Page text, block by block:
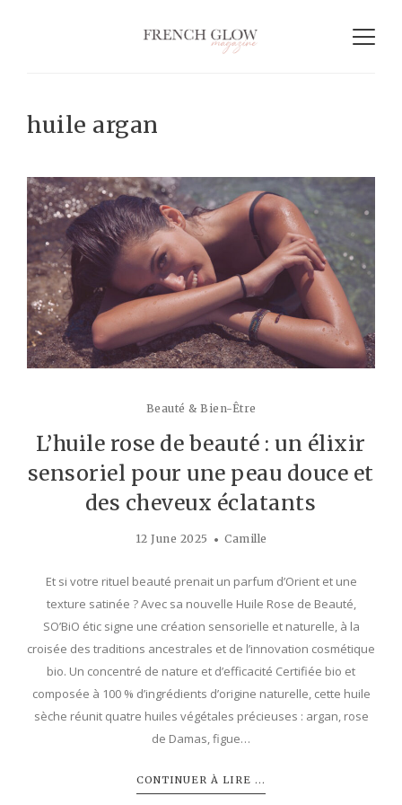
huile argan
Beauté & Bien-Être
L’huile rose de beauté : un élixir
sensoriel pour une peau douce et
des cheveux éclatants
12 June 2025 Camille
Et si votre rituel beauté prenait un parfum d’Orient et une
texture satinée ? Avec sa nouvelle Huile Rose de Beauté,
SO’BiO étic signe une création sensorielle et naturelle, à la
croisée des traditions ancestrales et de l’innovation cosmétique
bio. Un concentré de nature et d’efficacité Certifiée bio et
composée à 100 % d’ingrédients d’origine naturelle, cette huile
sèche réunit quatre huiles végétales précieuses : argan, rose
de Damas, figue…
CONTINUER À LIRE ...